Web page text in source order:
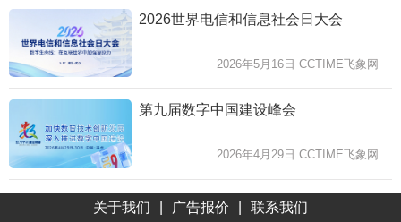
2026世界电信和信息社会日大会
2026年5月16日 CCTIME飞象网
第九届数字中国建设峰会
2026年4月29日 CCTIME飞象网
关于我们 广告报价 联系我们